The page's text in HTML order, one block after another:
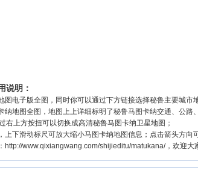
说明：
图电子版全图，同时你可以通过下方链接选择秘鲁主要城市
纳地图全图，地图上上详细标明了秘鲁马图卡纳交通、公路
右上方按扭可以切换成高清秘鲁马图卡纳卫星地图；
上下滑动标尺可放大缩小马图卡纳地图信息；点击箭头方向
http://www.qixiangwang.com/shijieditu/matukana/，欢迎大